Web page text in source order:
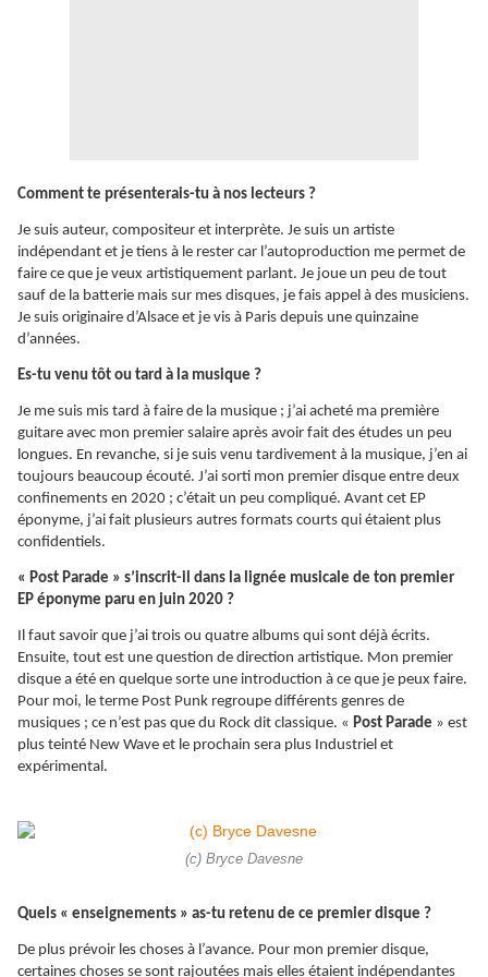
Comment te présenterais-tu à nos lecteurs ?
Je suis auteur, compositeur et interprète. Je suis un artiste
indépendant et je tiens à le rester car l’autoproduction me permet de
faire ce que je veux artistiquement parlant. Je joue un peu de tout
sauf de la batterie mais sur mes disques, je fais appel à des musiciens.
Je suis originaire d’Alsace et je vis à Paris depuis une quinzaine
d’années.
Es-tu venu tôt ou tard à la musique ?
Je me suis mis tard à faire de la musique ; j’ai acheté ma première
guitare avec mon premier salaire après avoir fait des études un peu
longues. En revanche, si je suis venu tardivement à la musique, j’en ai
toujours beaucoup écouté. J’ai sorti mon premier disque entre deux
confinements en 2020 ; c’était un peu compliqué. Avant cet EP
éponyme, j’ai fait plusieurs autres formats courts qui étaient plus
confidentiels.
« Post Parade » s’inscrit-il dans la lignée musicale de ton premier
EP éponyme paru en juin 2020 ?
Il faut savoir que j’ai trois ou quatre albums qui sont déjà écrits.
Ensuite, tout est une question de direction artistique. Mon premier
disque a été en quelque sorte une introduction à ce que je peux faire.
Pour moi, le terme Post Punk regroupe différents genres de
musiques ; ce n’est pas que du Rock dit classique. « Post Parade » est
plus teinté New Wave et le prochain sera plus Industriel et
expérimental.
(c) Bryce Davesne
Quels « enseignements » as-tu retenu de ce premier disque ?
De plus prévoir les choses à l’avance. Pour mon premier disque,
certaines choses se sont rajoutées mais elles étaient indépendantes